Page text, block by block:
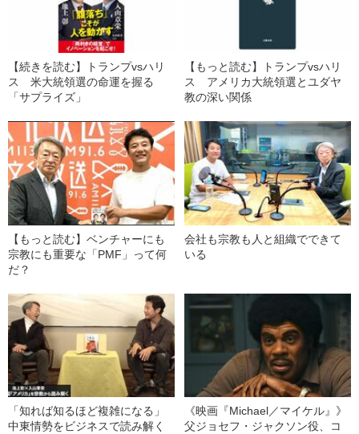
【続きを読む】トランプvsハリ
ス 米大統領選の命運を握る
「サプライズ」
【もっと読む】トランプvsハリ
ス アメリカ大統領選とユダヤ
教の深い関係
【もっと読む】ベンチャーにも
宗教にも重要な「PMF」って何
だ？
会社も宗教も人と組織でできて
いる
「知れば知るほど複雑になる」
中東情勢をビジネスで読み解く
《映画『Michael／マイケル』》
父ジョセフ・ジャクソン役、コ